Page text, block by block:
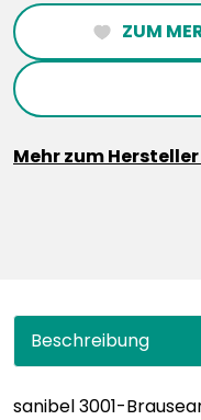
heartFilled ZUM
Mehr zum
Beschreibung
sanibel 3001-